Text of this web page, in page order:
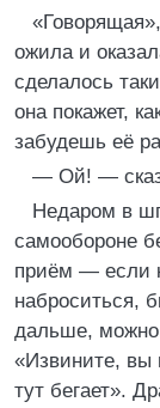
ожила и
сделалось
она покажет,
забудешь её
— Ой! —
Недаром в
самообороне
приём — если
наброситься,
дальше,
«Извините, вы
тут бегает».